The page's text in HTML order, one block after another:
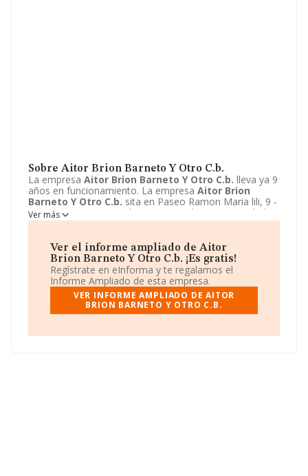
Sobre Aitor Brion Barneto Y Otro C.b.
La empresa Aitor Brion Barneto Y Otro C.b. lleva ya 9
años en funcionamiento. La empresa Aitor Brion
Barneto Y Otro C.b. sita en Paseo Ramon Maria lili, 9 -
EN 2, Donostia/san Sebastian, Gipuzkoa. La actividad
CNAE de esta compañía es 6920 - Actividades de
fiscal. La empreaAitor Brion Barneto Y Otro C.b.
registra como Comunidad de bienes.
Ver más
Ver el informe ampliado de Aitor
Brion Barneto Y Otro C.b. ¡Es gratis!
Regístrate en eInforma y te regalamos el
Informe Ampliado de esta empresa.
VER INFORME AMPLIADO DE AITOR
BRION BARNETO Y OTRO C.B.